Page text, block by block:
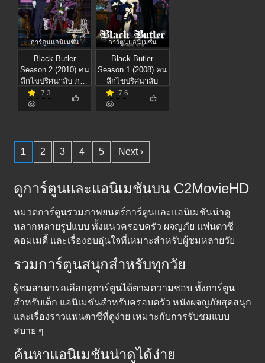
การ์ตูนแอนิเมชัน
Black Butler
Season 2 (2010) คน
ลึกไขปริศนาลับ ภาค
7.3
การ์ตูนแอนิเมชัน
Black Butler
Season 1 (2008) คน
ลึกไขปริศนาลับ
7.6
1 2 3 4 5 Next ›
ดูการ์ตูนและแอนิเมชันบน C2MovieHD
หมวดการ์ตูนรวมภาพยนตร์การ์ตูนและแอนิเมชันน่าดู
หลากหลายรูปแบบ ทั้งแนวครอบครัว ผจญภัย แฟนตาซี
คอมเมดี้ และเรื่องอบอุ่นใจที่เหมาะสำหรับผู้ชมหลายวัย
รวมการ์ตูนสนุกสำหรับทุกวัย
ผู้ชมสามารถเลือกดูการ์ตูนได้ตามความชอบ ทั้งการ์ตูน
สำหรับเด็ก แอนิเมชันสำหรับครอบครัว หนังผจญภัยสุดสนุก
และเรื่องราวแฟนตาซีที่ดูง่าย เหมาะกับการรับชมแบบ
สบาย ๆ
ค้นหาแอนิเมชันน่าดูได้ง่าย